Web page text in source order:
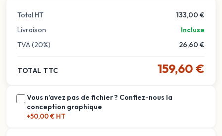
Total HT
133,00 €
Livraison
Incluse
TVA (20%)
26,60 €
TOTAL TTC 159,60 €
Vous n’avez pas de fichier ? Confiez-nous la
conception graphique
+50,00 € HT